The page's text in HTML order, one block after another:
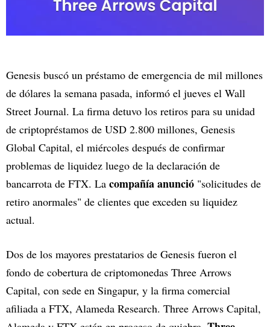
Genesis buscó un préstamo de emergencia de mil millones
de dólares la semana pasada, informó el jueves el Wall
Street Journal. La firma detuvo los retiros para su unidad
de criptopréstamos de USD 2.800 millones, Genesis
Global Capital, el miércoles después de confirmar
problemas de liquidez luego de la declaración de
bancarrota de FTX. La compañía anunció "solicitudes de
retiro anormales" de clientes que exceden su liquidez
actual.
Dos de los mayores prestatarios de Genesis fueron el
fondo de cobertura de criptomonedas Three Arrows
Capital, con sede en Singapur, y la firma comercial
afiliada a FTX, Alameda Research. Three Arrows Capital,